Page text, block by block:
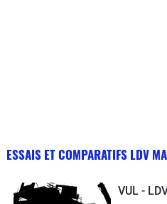
ESSAIS ET COMPARATIFS LDV
VUL -